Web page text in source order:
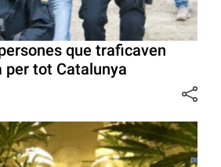
que traficaven
per tot Catalunya